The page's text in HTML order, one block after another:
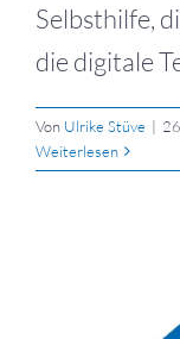
Selbsthilfe,
die digitale
Von Ulrike Stüve |
Weiterlesen